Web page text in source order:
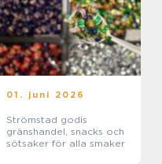
01. juni 2026
Strömstad godis
gränshandel, snacks och
sötsaker för alla smaker